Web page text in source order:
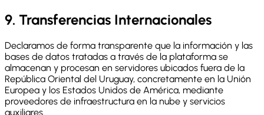
9. Transferencias Internacionales
Declaramos de forma transparente que la información y las
bases de datos tratadas a través de la plataforma se
almacenan y procesan en servidores ubicados fuera de la
República Oriental del Uruguay, concretamente en la Unión
Europea y los Estados Unidos de América, mediante
proveedores de infraestructura en la nube y servicios
auxiliares.